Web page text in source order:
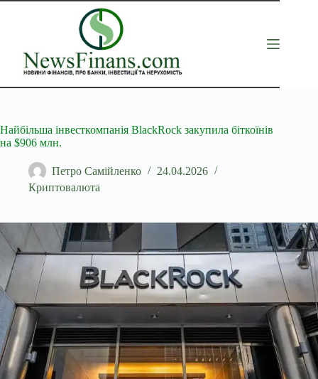
Перейти
Найбільша інвесткомпанія BlackRock закупила біткоїнів
на $906 млн.
Петро Самійленко
24.04.2026
Криптовалюта